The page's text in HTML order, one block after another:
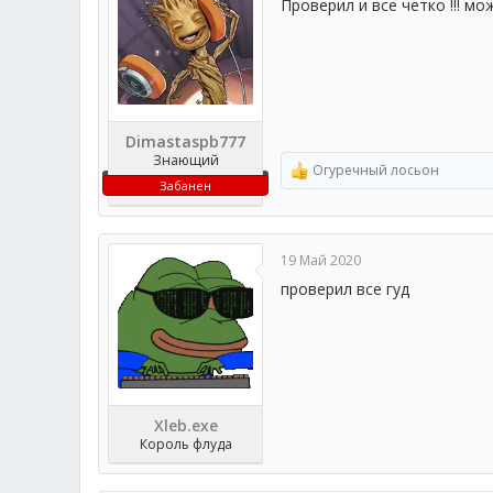
:
Dimastaspb777
Знающий
Забанен
Проверил и все четко !!!
Р
е
а
к
и
и
:
Огуречный лосьон
Xleb.exe
Король флуда
19 Май 2020
проверил все гуд